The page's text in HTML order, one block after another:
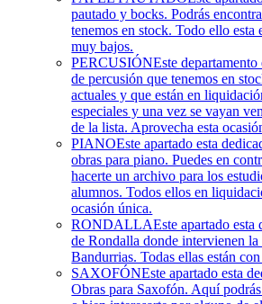
pautado y bocks. Podrás
tenemos en stock. Todo ello
muy bajos.
PERCUSIÓNEste
de percusión que tenemos en
actuales y que están en
especiales y una vez se vayan
de la lista. Aprovecha esta
PIANOEste apartado esta
obras para piano. Puedes en
hacerte un archivo para los
alumnos. Todos ellos en
ocasión única.
RONDALLAEste apartado esta
de Rondalla donde intervienen
Bandurrias. Todas ellas están
SAXOFÓNEste apartado esta
Obras para Saxofón. Aquí